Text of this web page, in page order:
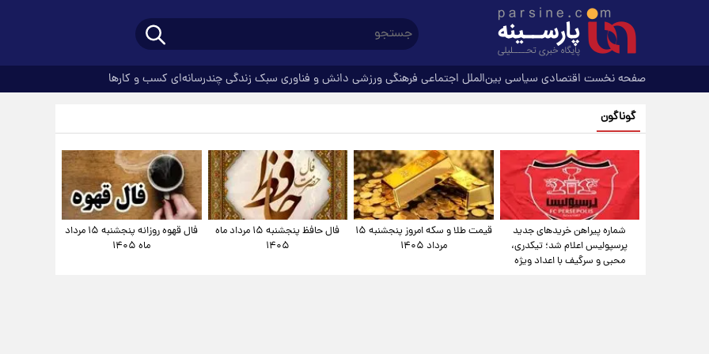
صفحه نخست اقتصادی سیاسی بین‌الملل اجتماعی فرهنگیورزشی دانش و فناوری سبک زندگیچندرسانه‌ای کسب و کارها
گوناگون
شماره پیراهن خریدهای جدید
پرسپولیس اعلام شد؛ تیکدری،
محبی و سرگیف با اعداد ویژه
قیمت طلا و سکه امروز پنجشنبه ۱۵
مرداد ۱۴۰۵
فال حافظ پنجشنبه ۱۵ مرداد ماه
۱۴۰۵
فال قهوه روزانه پنجشنبه ۱۵ مرداد
ماه ۱۴۰۵